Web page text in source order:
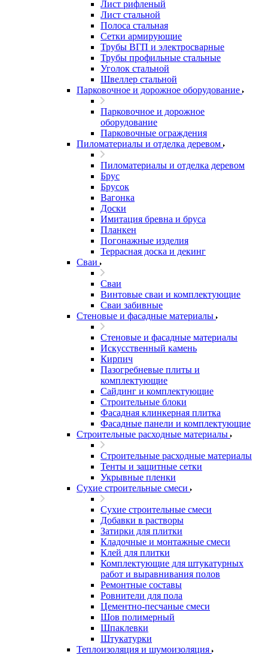
Лист рифленый
Лист стальной
Полоса стальная
Сетки армирующие
Трубы ВГП и электросварные
Трубы профильные стальные
Уголок стальной
Швеллер стальной
Парковочное и дорожное оборудование
Парковочное и дорожное
оборудование
Парковочные ограждения
Пиломатериалы и отделка деревом
Пиломатериалы и отделка деревом
Брус
Брусок
Вагонка
Доски
Имитация бревна и бруса
Планкен
Погонажные изделия
Террасная доска и декинг
Сваи
Сваи
Винтовые сваи и комплектующие
Сваи забивные
Стеновые и фасадные материалы
Стеновые и фасадные материалы
Искусственный камень
Кирпич
Пазогребневые плиты и
комплектующие
Сайдинг и комплектующие
Строительные блоки
Фасадная клинкерная плитка
Фасадные панели и комплектующие
Строительные расходные материалы
Строительные расходные материалы
Тенты и защитные сетки
Укрывные пленки
Сухие строительные смеси
Сухие строительные смеси
Добавки в растворы
Затирки для плитки
Кладочные и монтажные смеси
Клей для плитки
Комплектующие для штукатурных
работ и выравнивания полов
Ремонтные составы
Ровнители для пола
Цементно-песчаные смеси
Шов полимерный
Шпаклевки
Штукатурки
Теплоизоляция и шумоизоляция